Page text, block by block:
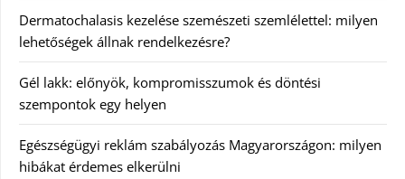
Dermatochalasis kezelése szemészeti szemlélettel: milyen
lehetőségek állnak rendelkezésre?
Gél lakk: előnyök, kompromisszumok és döntési
szempontok egy helyen
Egészségügyi reklám szabályozás Magyarországon: milyen
hibákat érdemes elkerülni